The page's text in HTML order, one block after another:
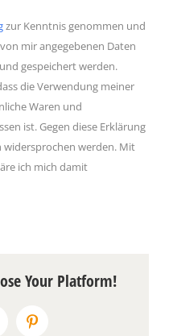
zur Kenntnis genommen und
mir angegebenen Daten
gespeichert werden.
die Verwendung meiner
Waren und
ist. Gegen diese Erklärung
widersprochen werden. Mit
ich mich damit
Your Platform!
Pinterest